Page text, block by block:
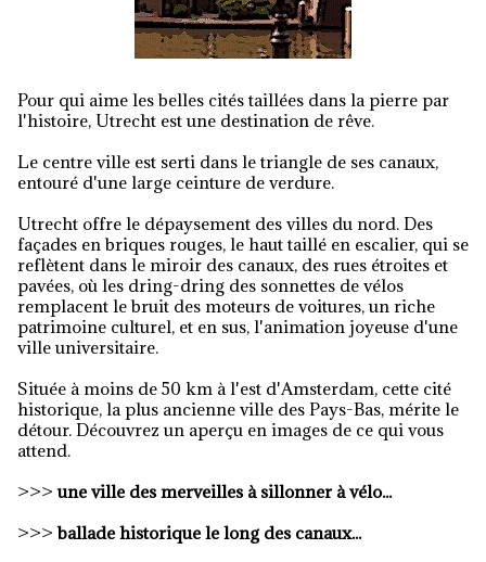
Pour qui aime les belles cités taillées dans la pierre par
l'histoire, Utrecht est une destination de rêve.
Le centre ville est serti dans le triangle de ses canaux,
entouré d'une large ceinture de verdure.
Utrecht offre le dépaysement des villes du nord. Des
façades en briques rouges, le haut taillé en escalier, qui se
reflètent dans le miroir des canaux, des rues étroites et
pavées, où les dring-dring des sonnettes de vélos
remplacent le bruit des moteurs de voitures, un riche
patrimoine culturel, et en sus, l'animation joyeuse d'une
ville universitaire.
Située à moins de 50 km à l'est d'Amsterdam, cette cité
historique, la plus ancienne ville des Pays-Bas, mérite le
détour. Découvrez un aperçu en images de ce qui vous
attend.
>>>une ville des merveilles à sillonner à vélo...
>>>ballade historique le long des canaux...